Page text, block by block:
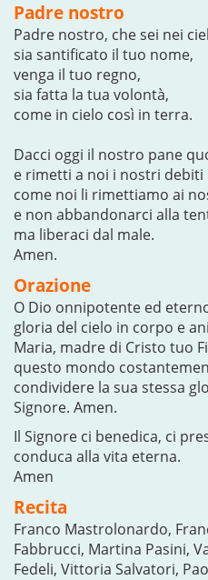
Padre nostro
Padre nostro, che sei nei
sia santificato il tuo nome,
venga il tuo regno,
sia fatta la tua volontà,
come in cielo così in terra.
Dacci oggi il nostro pane
e rimetti a noi i nostri debiti
come noi li rimettiamo ai
e non abbandonarci alla
ma liberaci dal male.
Amen.
Orazione
O Dio onnipotente ed
gloria del cielo in corpo e
Maria, madre di Cristo tuo
questo mondo
condividere la sua stessa
Signore. Amen.
Il Signore ci benedica, ci
conduca alla vita eterna.
Amen
Recita
Franco Mastrolonardo,
Fabbrucci, Martina Pasini,
Fedeli, Vittoria Salvatori,